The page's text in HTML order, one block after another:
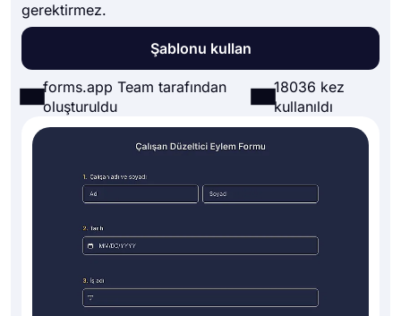
gerektirmez.
Şablonu kullan
forms.app Team tarafından
oluşturuldu
18036 kez
kullanıldı